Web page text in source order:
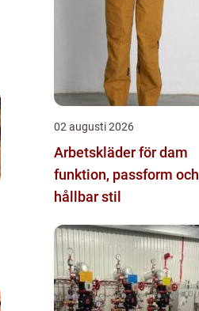
02 augusti 2026
Arbetskläder för dam
funktion, passform och
hållbar stil